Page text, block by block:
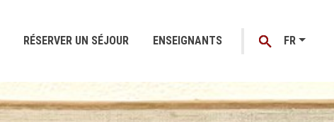
RÉSERVER UN SÉJOUR ENSEIGNANTS FR